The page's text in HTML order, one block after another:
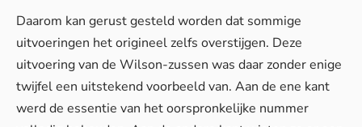
Daarom kan gerust gesteld worden dat sommige
uitvoeringen het origineel zelfs overstijgen. Deze
uitvoering van de Wilson-zussen was daar zonder enige
twijfel een uitstekend voorbeeld van. Aan de ene kant
werd de essentie van het oorspronkelijke nummer